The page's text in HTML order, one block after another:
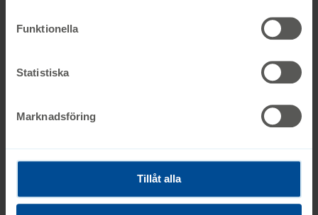
Funktionella
Statistiska
Marknadsföring
Tillåt alla
Jag har läst och godkänner Ågrenskas
Tillbaka till formuläret